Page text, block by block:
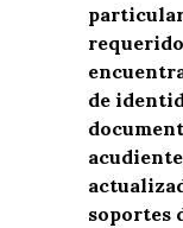
de
soportes